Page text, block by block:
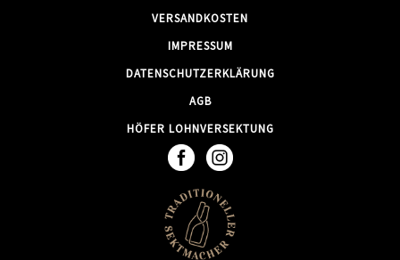
VERSANDKOSTEN
IMPRESSUM
DATENSCHUTZERKLÄRUNG
AGB
HÖFER LOHNVERSEKTUNG